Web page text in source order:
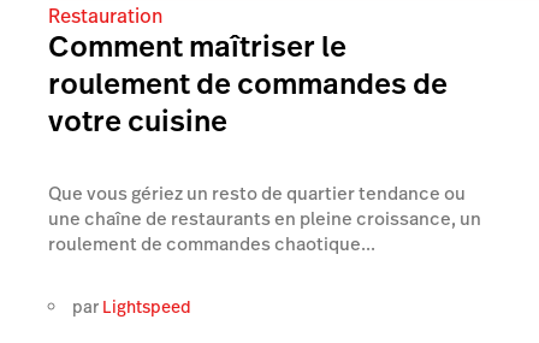
Restauration
Comment maîtriser le
roulement de commandes de
votre cuisine
Que vous gériez un resto de quartier tendance ou
une chaîne de restaurants en pleine croissance, un
roulement de commandes chaotique...
par Lightspeed